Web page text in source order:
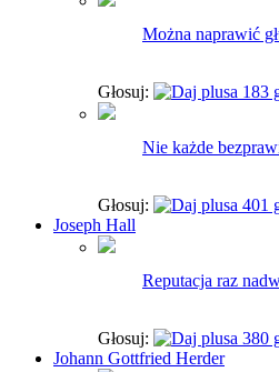
Można naprawić
Głosuj: 183
Nie każde
Głosuj: 401
Joseph Hall
Reputacja raz
Głosuj: 380
Johann Gottfried Herder